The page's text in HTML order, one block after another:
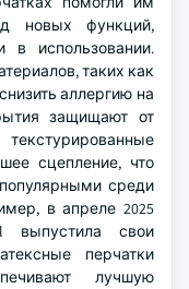
новых функций,
использовании.
таких как
аллергию на
защищают от
сцепление, что
среди
в апреле 2025
выпустила свои
перчатки
лучшую